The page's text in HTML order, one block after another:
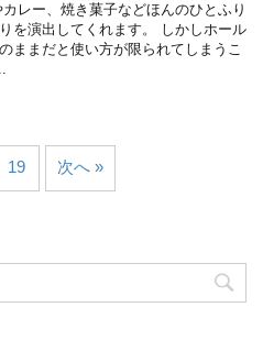
レー、焼き菓子などほんのひとふり
を演出してくれます。 しかしホール
ままだと使い方が限られてしまうこ
19 次へ »